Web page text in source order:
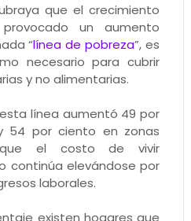
que el crecimiento
un aumento
“línea de pobreza”, es
necesario para cubrir
y no alimentarias.
línea aumentó 49 por
54 por ciento en zonas
que el costo de vivir
continúa elevándose por
laborales.
existen hogares que